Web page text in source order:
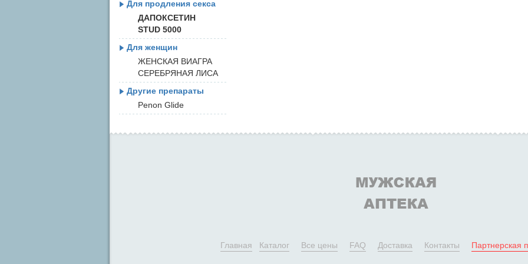
Для продления секса
ДАПОКСЕТИН
STUD 5000
Для женщин
ЖЕНСКАЯ ВИАГРА
СЕРЕБРЯНАЯ ЛИСА
Другие препараты
Penon Glide
Главная Каталог Все цены FAQ Доставка Контакты Партнерская